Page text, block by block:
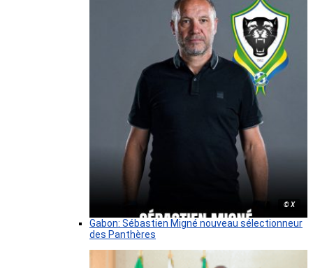
© X
Gabon: Sébastien Migné nouveau sélectionneur
des Panthères